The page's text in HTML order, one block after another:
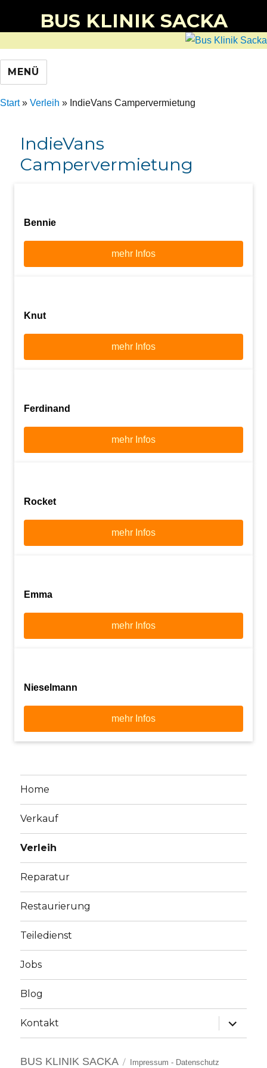
BUS KLINIK SACKA
MENÜ
Start» Verleih » IndieVans Campervermietung
IndieVans
Campervermietung
Bennie
mehr Infos
Knut
mehr Infos
Ferdinand
mehr Infos
Rocket
mehr Infos
Emma
mehr Infos
Nieselmann
mehr Infos
Home
Verkauf
Verleih
Reparatur
Restaurierung
Teiledienst
Jobs
Blog
Kontakt
BUS KLINIK SACKA Impressum - Datenschutz